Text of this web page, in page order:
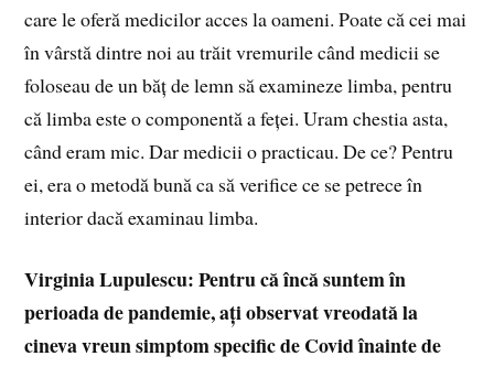
care le oferă medicilor acces la oameni. Poate că cei mai
în vârstă dintre noi au trăit vremurile când medicii se
foloseau de un băț de lemn să examineze limba, pentru
că limba este o componentă a feței. Uram chestia asta,
când eram mic. Dar medicii o practicau. De ce? Pentru
ei, era o metodă bună ca să verifice ce se petrece în
interior dacă examinau limba.
Virginia Lupulescu: Pentru că încă suntem în
perioada de pandemie, ați observat vreodată la
cineva vreun simptom specific de Covid înainte de